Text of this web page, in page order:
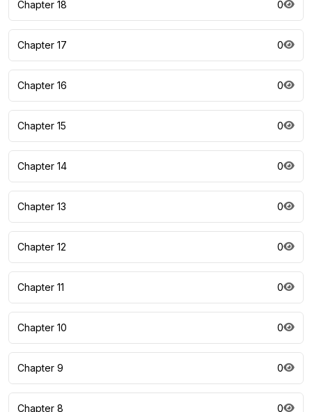
Chapter 18 0
Chapter 17 0
Chapter 16 0
Chapter 15 0
Chapter 14 0
Chapter 13 0
Chapter 12 0
Chapter 11 0
Chapter 10 0
Chapter 9 0
Chapter 8 0